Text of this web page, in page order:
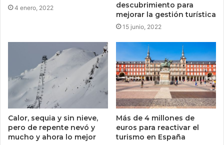
4 enero, 2022
descubrimiento para
mejorar la gestión turística
15 junio, 2022
Calor, sequia y sin nieve,
pero de repente nevó y
mucho y ahora lo mejor
Más de 4 millones de
euros para reactivar el
turismo en España